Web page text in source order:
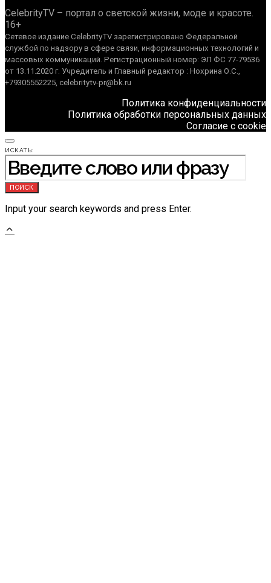
CelebrityTV – портал о светской жизни, моде и красоте.
16+
Сетевое издание CelebrityTV зарегистрировано Федеральной
службой по надзору в сфере связи, информационных технологий и
массовых коммуникаций. Регистрационный номер: ЭЛ ФС 77-79536
от 13.11.2020 г. Учредитель и Главный редактор : Нохрина О.С.,
+79305552225, celebritytv-pr@bk.ru
Политика конфиденциальности
Политика обработки персональных данных
Согласие с cookie
ИСКАТЬ:
ПОИСК
Input your search keywords and press Enter.